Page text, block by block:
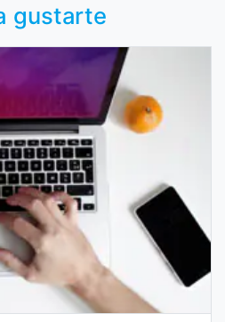
gustarte